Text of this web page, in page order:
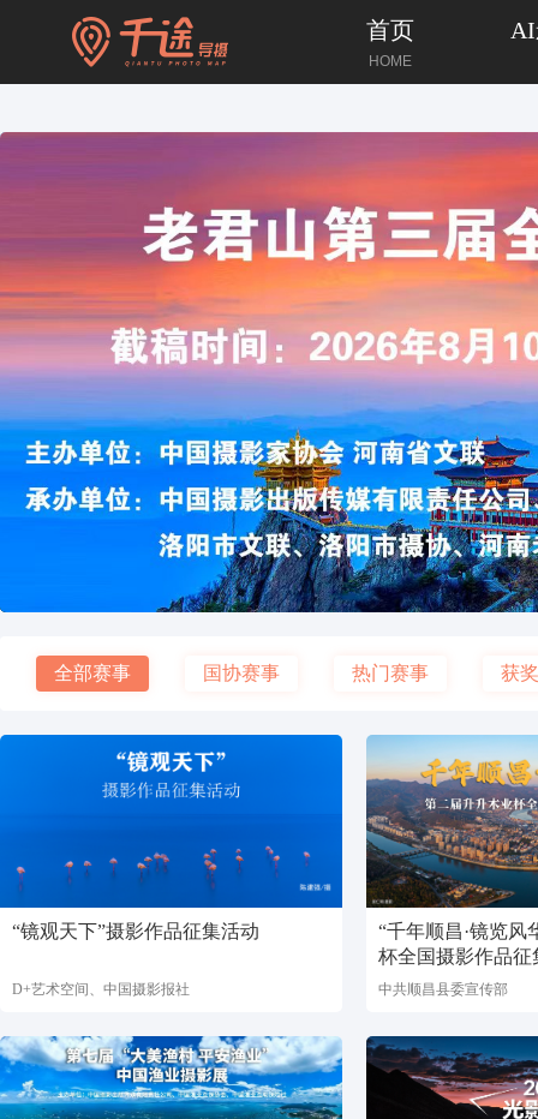
首页
HOME
全部赛事 国协赛事 热门赛事 获
“镜观天下”摄影作品征集活动
D+艺术空间、中国摄影报社
“千年顺昌·镜览风
杯全国摄影作品征
中共顺昌县委宣传部